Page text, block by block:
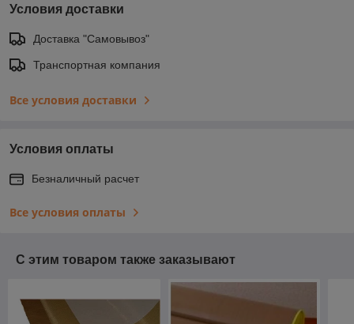
Условия доставки
Доставка "Самовывоз"
Транспортная компания
Все условия доставки
Условия оплаты
Безналичный расчет
Все условия оплаты
С этим товаром также заказывают